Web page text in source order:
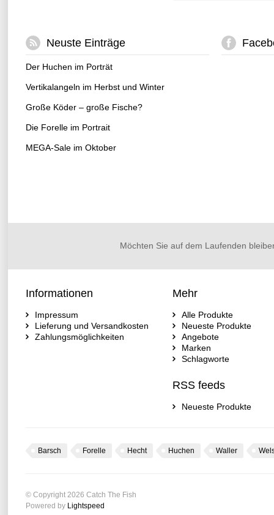
Neuste Einträge
Der Huchen im Porträt
Vertikalangeln im Herbst und Winter
Große Köder – große Fische?
Die Forelle im Portrait
MEGA-Sale im Oktober
Möchten Sie auf dem Laufenden
Informationen
Impressum
Lieferung und Versandkosten
Zahlungsmöglichkeiten
Mehr
Alle Produkte
Neueste Produkte
Angebote
Marken
Schlagworte
RSS feeds
Neueste Produkte
Barsch Forelle Hecht Huchen Waller
© Copyright 2026 Catch The Fish
Powered by Lightspeed